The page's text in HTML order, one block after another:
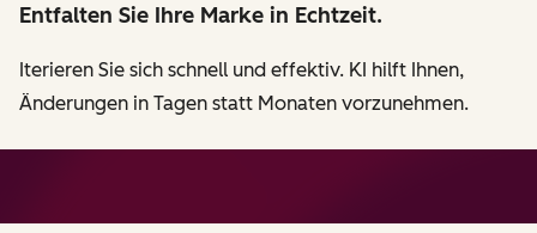
Entfalten Sie Ihre Marke in Echtzeit.
Iterieren Sie sich schnell und effektiv. KI hilft Ihnen,
Änderungen in Tagen statt Monaten vorzunehmen.